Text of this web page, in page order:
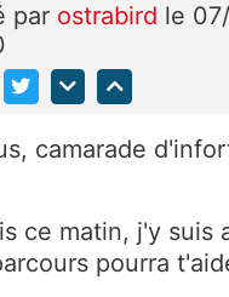
par ostrabird le
camarade
ce matin, j'y suis
pourra